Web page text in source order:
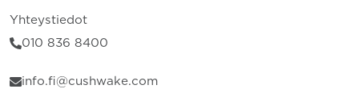
Yhteystiedot
010 836 8400
info.fi@cushwake.com